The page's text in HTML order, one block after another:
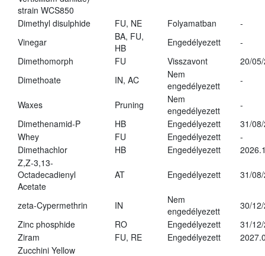
strain WCS850
Dimethyl disulphide FU, NE Folyamatban
-
Vinegar
BA, FU,
HB
Engedélyezett
-
Dimethomorph
FU Visszavont
20/
Dimethoate
IN, AC
Nem
engedélyezett
-
Waxes Pruning
Nem
engedélyezett
-
Dimethenamid-P
HB Engedélyezett
31/
Whey
FU Engedélyezett
-
Dimethachlor
HB Engedélyezett
Z,Z-3,13-
Octadecadienyl
Acetate
AT Engedélyezett 31/
zeta-Cypermethrin IN
Nem
engedélyezett
30/
Zinc phosphide
RO Engedélyezett
31/
Ziram
FU, RE Engedélyezett
Zucchini Yellow